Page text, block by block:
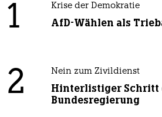
1 Krise der Demokratie
AfD-Wählen als
2 Nein zum Zivildienst
Hinterlistiger Schritt
Bundesregierung